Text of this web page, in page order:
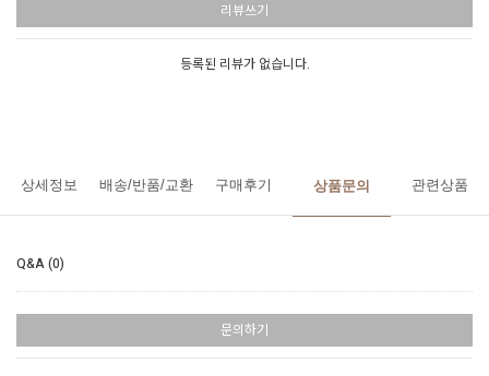
리뷰쓰기
등록된 리뷰가 없습니다.
상세정보 배송/반품/교환 구매후기 상품문의 관련상품
Q&A (0)
문의하기